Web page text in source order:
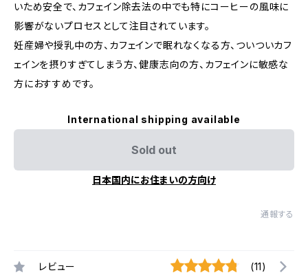
いため安全で、カフェイン除去法の中でも特にコーヒーの風味に
影響がないプロセスとして注目されています。
妊産婦や授乳中の方、カフェインで眠れなくなる方、ついついカフ
ェインを摂りすぎてしまう方、健康志向の方、カフェインに敏感な
方におすすめです。
International shipping available
Sold out
日本国内にお住まいの方向け
通報する
レビュー (11)